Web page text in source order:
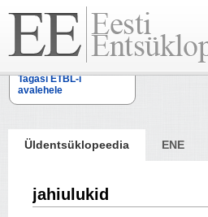
Tagasi ETBL-i
avalehele
Üldentsüklopeedia ENE
jahiulukid